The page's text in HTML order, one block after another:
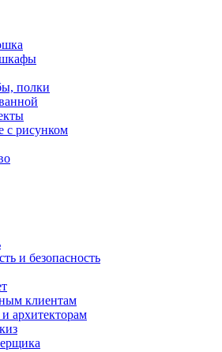
полки
рисунком
и безопасность
клиентам
архитекторам